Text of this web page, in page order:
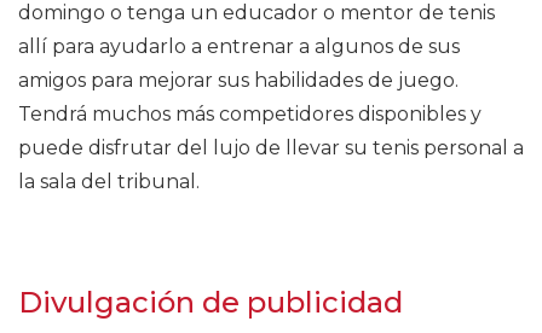
domingo o tenga un educador o mentor de tenis
allí para ayudarlo a entrenar a algunos de sus
amigos para mejorar sus habilidades de juego.
Tendrá muchos más competidores disponibles y
puede disfrutar del lujo de llevar su tenis personal a
la sala del tribunal.
Divulgación de publicidad